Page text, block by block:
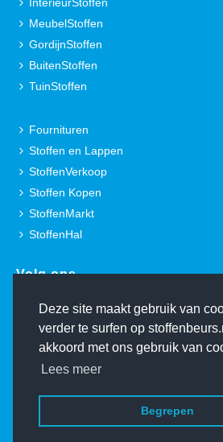
Deze site maakt gebruik van
verder te surfen op
akkoord met ons gebruik van
Lees meer
Begrepen
MeubelStoffen
GordijnStoffen
BuitenStoffen
TuinStoffen
Fournituren
Stoffen en Lappen
StoffenVerkoop
Stoffen Kopen
StoffenMarkt
StoffenHal
Volg ons.
© Copyright 2000-2026 De